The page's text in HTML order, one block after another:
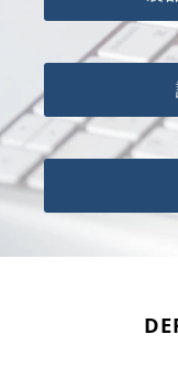
お知らせ
会社概要